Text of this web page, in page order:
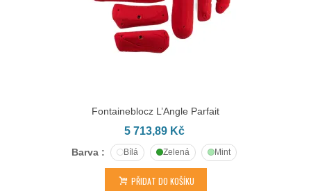
Fontaineblocz L’Angle Parfait
5 713,89 Kč
Barva : Bílá Zelená Mint
PŘIDAT DO KOŠÍKU